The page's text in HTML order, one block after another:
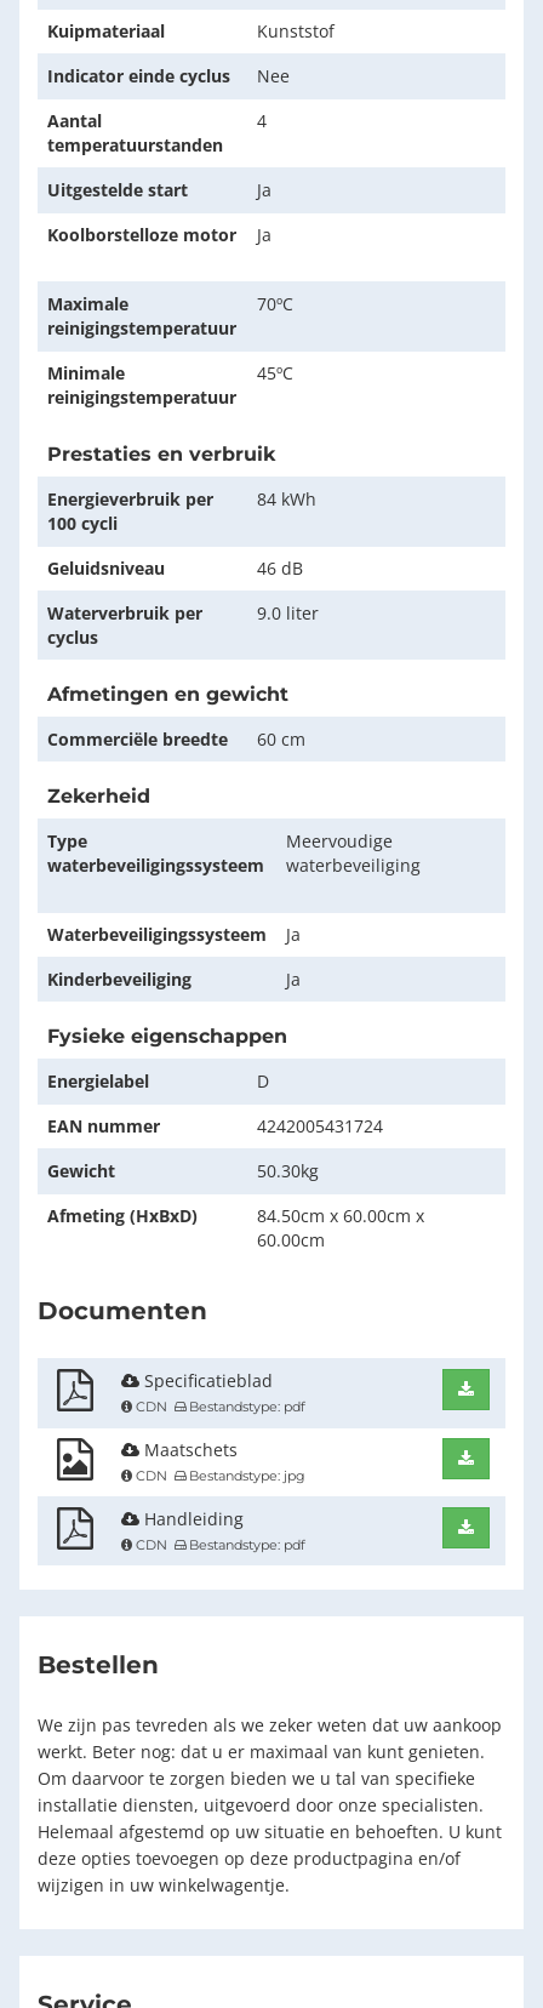
Kuipmateriaal
Kunststof
Indicator einde cyclus
Nee
Aantal
temperatuurstanden
4
Uitgestelde start
Ja
Koolborstelloze motor
Ja
Maximale
reinigingstemperatuur
70ºC
Minimale
reinigingstemperatuur
45ºC
Prestaties en verbruik
Energieverbruik per
100 cycli
84 kWh
Geluidsniveau
46 dB
Waterverbruik per
cyclus
9.0 liter
Afmetingen en gewicht
Commerciële breedte
60 cm
Zekerheid
Type
waterbeveiligingssysteem
Meervoudige
waterbeveiliging
Waterbeveiligingssysteem
Ja
Kinderbeveiliging
Ja
Fysieke eigenschappen
Energielabel
D
EAN nummer
4242005431724
Gewicht
50.30kg
Afmeting (HxBxD)
84.50cm x 60.00cm x
60.00cm
Documenten
Specificatieblad
CDN Bestandstype: pdf
Maatschets
CDN Bestandstype: jpg
Handleiding
CDN Bestandstype: pdf
Bestellen
We zijn pas tevreden als we zeker weten dat uw aankoop
werkt. Beter nog: dat u er maximaal van kunt genieten.
Om daarvoor te zorgen bieden we u tal van specifieke
installatie diensten, uitgevoerd door onze specialisten.
Helemaal afgestemd op uw situatie en behoeften. U kunt
deze opties toevoegen op deze productpagina en/of
wijzigen in uw winkelwagentje.